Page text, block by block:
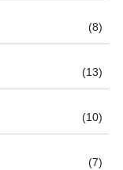
(8)
(13)
(10)
(7)